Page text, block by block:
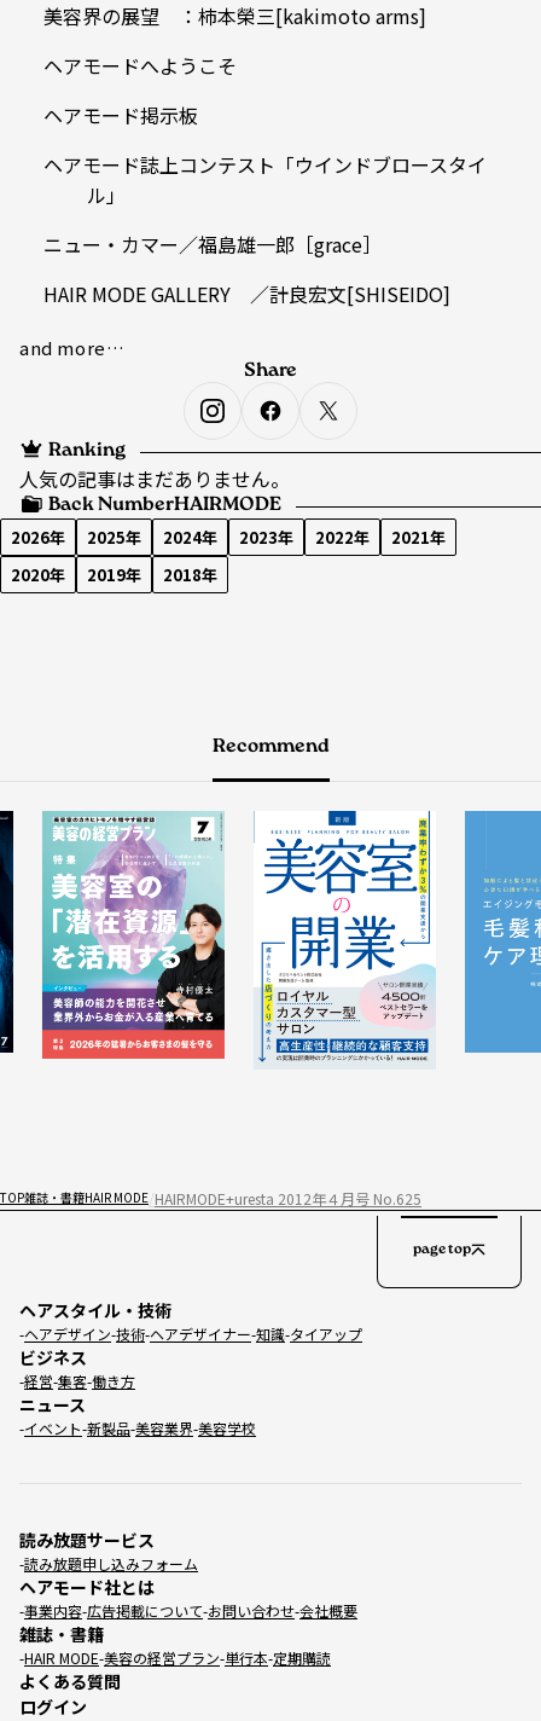
美容界の展望 ：柿本榮三[kakimoto arms]
ヘアモードへようこそ
ヘアモード掲示板
ヘアモード誌上コンテスト「ウインドブロースタイ
ル」
ニュー・カマー／福島雄一郎［grace］
HAIR MODE GALLERY ／計良宏文[SHISEIDO]
and more…
Ranking
人気の記事はまだありません。
Back NumberHAIRMODE
2026年 2025年 2024年 2023年 2022年
2021年
2020年
2019年 2018年
Share
Recommend
TOP雑誌・書籍HAIR MODE HAIRMODE+uresta 2012年４月号 No.625
ヘアスタイル・技術
ヘアデザイン 技術 ヘアデザイナー 知識 タイアップ
ビジネス
経営 集客 働き方
ニュース
イベント 新製品 美容業界 美容学校
読み放題サービス
読み放題申し込みフォーム
ヘアモード社とは
事業内容 広告掲載について お問い合わせ 会社概要
雑誌・書籍
HAIR MODE 美容の経営プラン 単行本 定期購読
よくある質問
ログイン
page top